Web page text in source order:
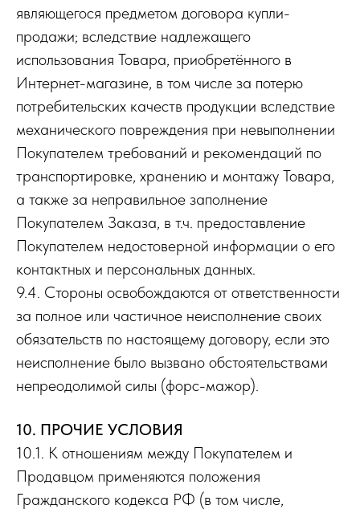
являющегося предметом договора купли-
продажи; вследствие надлежащего
использования Товара, приобретённого в
Интернет-магазине, в том числе за потерю
потребительских качеств продукции вследствие
механического повреждения при невыполнении
Покупателем требований и рекомендаций по
транспортировке, хранению и монтажу Товара,
а также за неправильное заполнение
Покупателем Заказа, в т.ч. предоставление
Покупателем недостоверной информации о его
контактных и персональных данных.
9.4. Стороны освобождаются от ответственности
за полное или частичное неисполнение своих
обязательств по настоящему договору, если это
неисполнение было вызвано обстоятельствами
непреодолимой силы (форс-мажор).
10. ПРОЧИЕ УСЛОВИЯ
10.1. К отношениям между Покупателем и
Продавцом применяются положения
Гражданского кодекса РФ (в том числе,